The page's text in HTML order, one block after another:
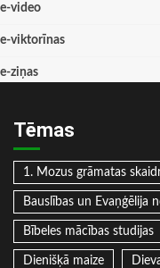
e-video
e-viktorīnas
e-ziņas
Tēmas
1. Mozus grāmatas
Bauslības un Evaņģēlija
Bībeles mācības studijas
Dienišķā maize